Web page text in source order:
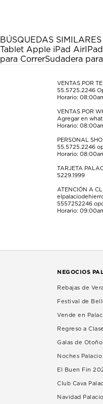
estrella
Esta
acción
abrirá
formulario
estrellas.
Esta
acción
abrirá
formulario
de
estrellas.
Esta
acción
abrirá
de
Esta
de
BÚSQUEDAS SIMILARES
Tablet Apple iPad Air
para CorrerSudadera
VENTAS POR
55.5725.2246
Horario:
VENTAS POR
Agregar en
Horario:
PERSONAL
55.5725.2246
Horario:
TARJETA
5229.1999
ATENCIÓN A
5557252246
Horario:
NEGOCIOS
Rebajas de
Festival de
Vende en
Regreso a
Galas de Otoño
Noches Palacio
El Buen Fin
Club Cava
Navidad Palacio